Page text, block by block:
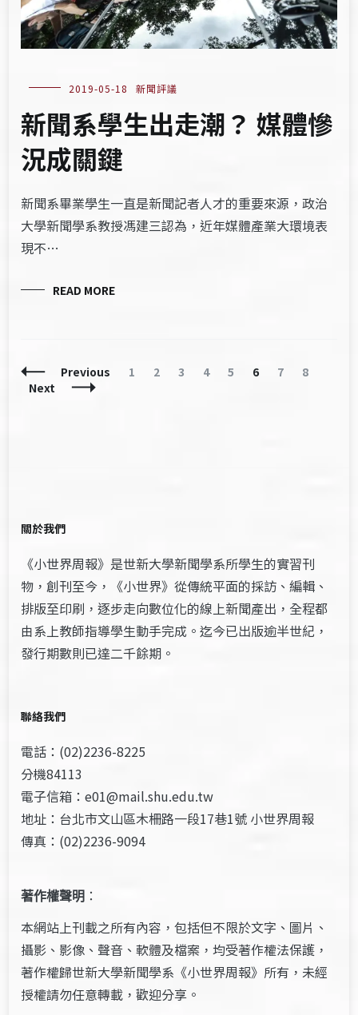
2019-05-18 新聞評議
新聞系學生出走潮？ 媒體慘
況成關鍵
新聞系畢業學生一直是新聞記者人才的重要來源，政治
大學新聞學系教授馮建三認為，近年媒體產業大環境表
現不…
READ MORE
Posts
Navigation
Previous Page
1 Page
2 Page
3 Page
4 Page
5 Page
6 Page
7 Page
8
Next
關於我們
《小世界周報》是世新大學新聞學系所學生的實習刊
物，創刊至今，《小世界》從傳統平面的採訪、編輯、
排版至印刷，逐步走向數位化的線上新聞產出，全程都
由系上教師指導學生動手完成。迄今已出版逾半世紀，
發行期數則已達二千餘期。
聯絡我們
電話：(02)2236-8225
分機84113
電子信箱：e01@mail.shu.edu.tw
地址：台北市文山區木柵路一段17巷1號 小世界周報
傳真：(02)2236-9094
著作權聲明 ：
本網站上刊載之所有內容，包括但不限於文字、圖片、
攝影、影像、聲音、軟體及檔案，均受著作權法保護，
著作權歸世新大學新聞學系《小世界周報》所有，未經
授權請勿任意轉載，歡迎分享。